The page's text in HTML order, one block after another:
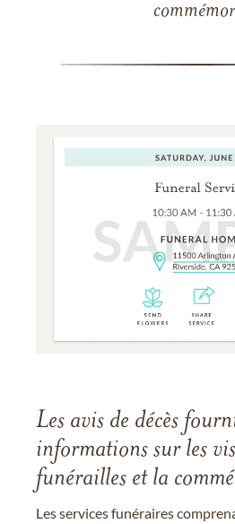
Les avis de décès
informations sur les
funérailles et la
Les services funéraires